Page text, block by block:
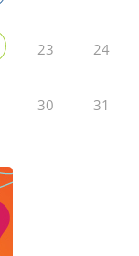
23 24
30 31